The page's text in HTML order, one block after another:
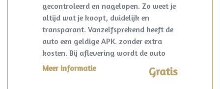
gecontroleerd en nagelopen. Zo weet je
altijd wat je koopt, duidelijk en
transparant. Vanzelfsprekend heeft de
auto een geldige APK. zonder extra
kosten. Bij aflevering wordt de auto
kosteloos op naam gezet en een
vrijwaring van de eventuele inruilauto
Meer informatie Gratis